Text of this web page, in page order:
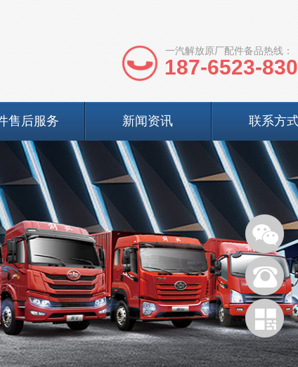
一汽解放原厂配件备品热线：
187-6523-
售后服务 新闻资讯 联系方